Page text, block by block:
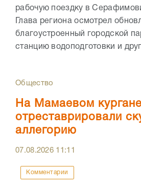
рабочую поездку в
Глава региона осмотрел
благоустроенный городской
станцию водоподготовки и
Общество
На Мамаевом
отреставрировали
аллегорию
07.08.2026 11:11
Комментарии